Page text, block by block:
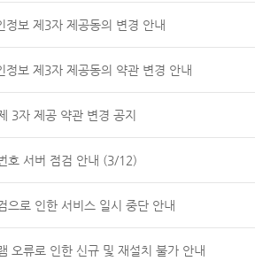
정보 제3자 제공동의 변경 안내
개인정보 제3자 제공동의 약관 변경 안내
3자 제공 약관 변경 공지
호 서버 점검 안내 (3/12)
으로 인한 서비스 일시 중단 안내
오류로 인한 신규 및 재설치 불가 안내